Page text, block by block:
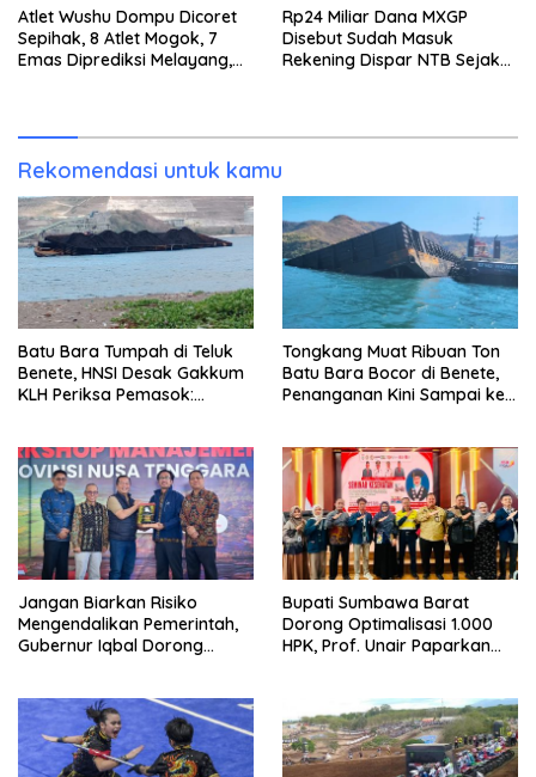
Atlet Wushu Dompu Dicoret
Sepihak, 8 Atlet Mogok, 7
Emas Diprediksi Melayang,
Rp24 Miliar Dana MXGP
Disebut Sudah Masuk
Rekening Dispar NTB Sejak
Rekomendasi untuk kamu
Batu Bara Tumpah di Teluk
Benete, HNSI Desak Gakkum
KLH Periksa Pemasok:
Tongkang Muat Ribuan Ton
Batu Bara Bocor di Benete,
Penanganan Kini Sampai ke
Jangan Biarkan Risiko
Mengendalikan Pemerintah,
Gubernur Iqbal Dorong
Bupati Sumbawa Barat
Dorong Optimalisasi 1.000
HPK, Prof. Unair Paparkan